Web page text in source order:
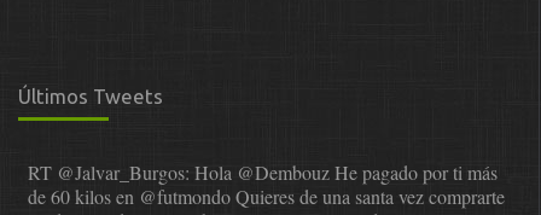
Últimos Tweets
RT @Jalvar_Burgos: Hola @DembouzHe pagado por ti más
de 60 kilos en @futmondoQuieres de una santa vez comprarte